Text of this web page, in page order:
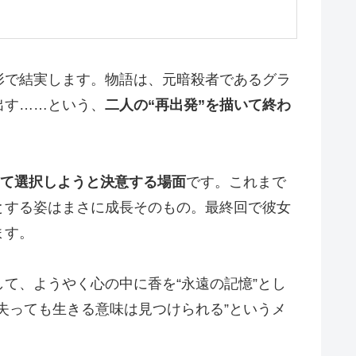
結実します。物語は、元暗殺者であるグラ
す……という、 二人の“再出発”を描いて終わ
選択しようと決意する場面です。これまで
る姿はまさに成長そのもの。最終回で彼女
。
、ようやく心の中に香を“永遠の記憶”とし
ても生きる意味は見つけられる”というメ